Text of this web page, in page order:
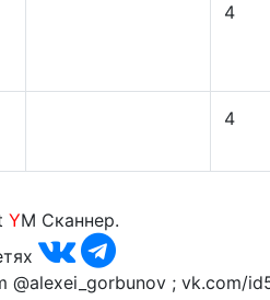
4
4
YM Сканнер.
@alexei_gorbunov ; vk.com/